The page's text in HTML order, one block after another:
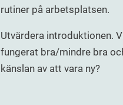
rutiner på arbetsplatsen.
Utvärdera introduktionen.
fungerat bra/mindre bra
känslan av att vara ny?